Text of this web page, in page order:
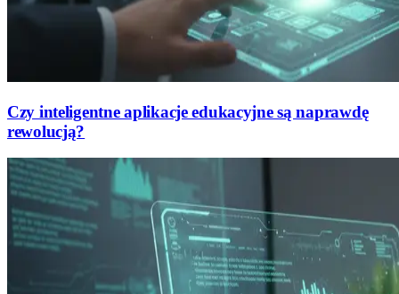
Czy inteligentne aplikacje edukacyjne są naprawdę
rewolucją?